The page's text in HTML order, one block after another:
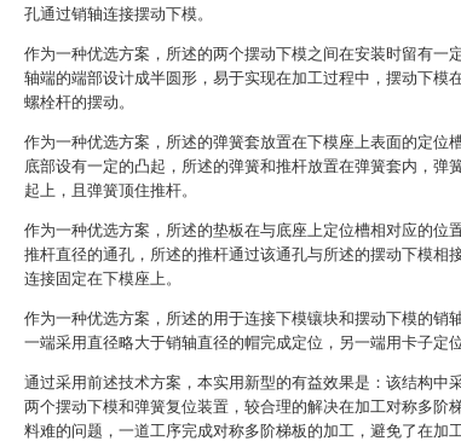
孔通过销轴连接摆动下模。
作为一种优选方案，所述的两个摆动下模之间在安装时留有一
轴端的端部设计成半圆形，易于实现在加工过程中，摆动下模
螺栓杆的摆动。
作为一种优选方案，所述的弹簧套放置在下模座上表面的定位
底部设有一定的凸起，所述的弹簧和推杆放置在弹簧套内，弹
起上，且弹簧顶住推杆。
作为一种优选方案，所述的垫板在与底座上定位槽相对应的位
推杆直径的通孔，所述的推杆通过该通孔与所述的摆动下模相
连接固定在下模座上。
作为一种优选方案，所述的用于连接下模镶块和摆动下模的销
一端采用直径略大于销轴直径的帽完成定位，另一端用卡子定
通过采用前述技术方案，本实用新型的有益效果是：该结构中
两个摆动下模和弹簧复位装置，较合理的解决在加工对称多阶
料难的问题，一道工序完成对称多阶梯板的加工，避免了在加